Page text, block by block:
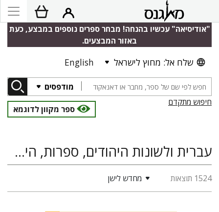
"אודיסיאה" עכשיו בהנחה! מבחר ספרים נוספים במבצע, כעת
באזור המבצעים.
שלח אל: מחוץ לישראל English
מודפסים
חיפוש מתקדם
ספר מקוון לדוגמא
עברית ולשונות היהודים, ספרות, היסטוריה
1524 תוצאות מחדש לישן